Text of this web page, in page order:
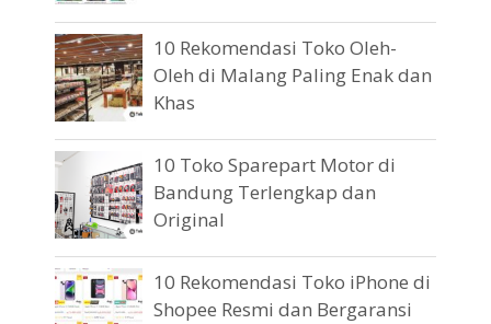
10 Rekomendasi Toko Oleh-
Oleh di Malang Paling Enak dan
Khas
10 Toko Sparepart Motor di
Bandung Terlengkap dan
Original
10 Rekomendasi Toko iPhone di
Shopee Resmi dan Bergaransi